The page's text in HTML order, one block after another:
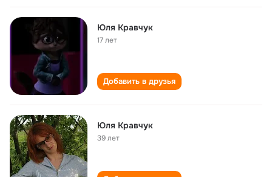
Юля Кравчук
17 лет
Добавить в друзья
Юля Кравчук
39 лет